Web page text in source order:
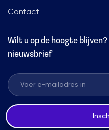
Contact
Wilt u op de hoogte
nieuwsbrief